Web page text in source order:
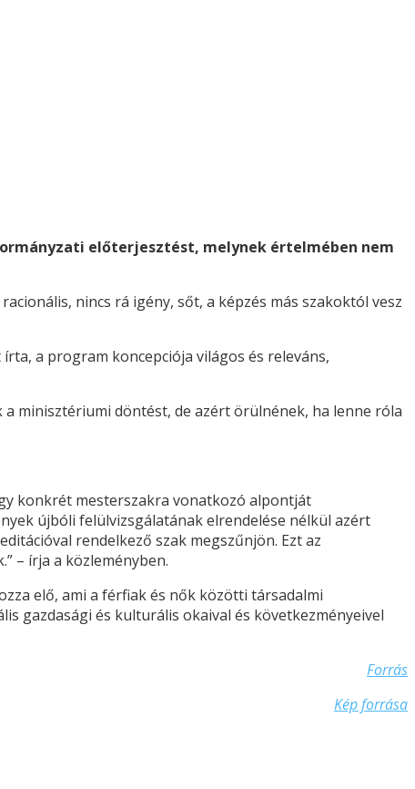
előterjesztést, melynek értelmében nem
nincs rá igény, sőt, a képzés más szakoktól vesz
a program koncepciója világos és releváns,
minisztériumi döntést, de azért örülnének, ha lenne róla
konkrét mesterszakra vonatkozó alpontját
újbóli felülvizsgálatának elrendelése nélkül azért
rendelkező szak megszűnjön. Ezt az
– írja a közleményben.
elő, ami a férfiak és nők közötti társadalmi
gazdasági és kulturális okaival és következményeivel
Forrás
Kép forrása